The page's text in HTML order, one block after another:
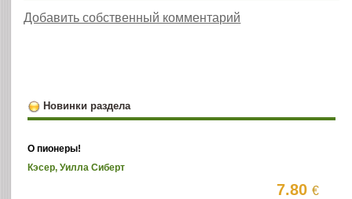
Добавить собственный комментарий
Новинки раздела
О пионеры!
Кэсер, Уилла Сиберт
7.80€